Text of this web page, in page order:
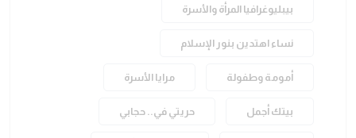
بيبليوغرافيا المرأة والأسرة
نساء اهتدين بنور الإسلام
أمومة وطفولة مرايا الأسرة
بيتك أجمل حريتي في.. حجابي